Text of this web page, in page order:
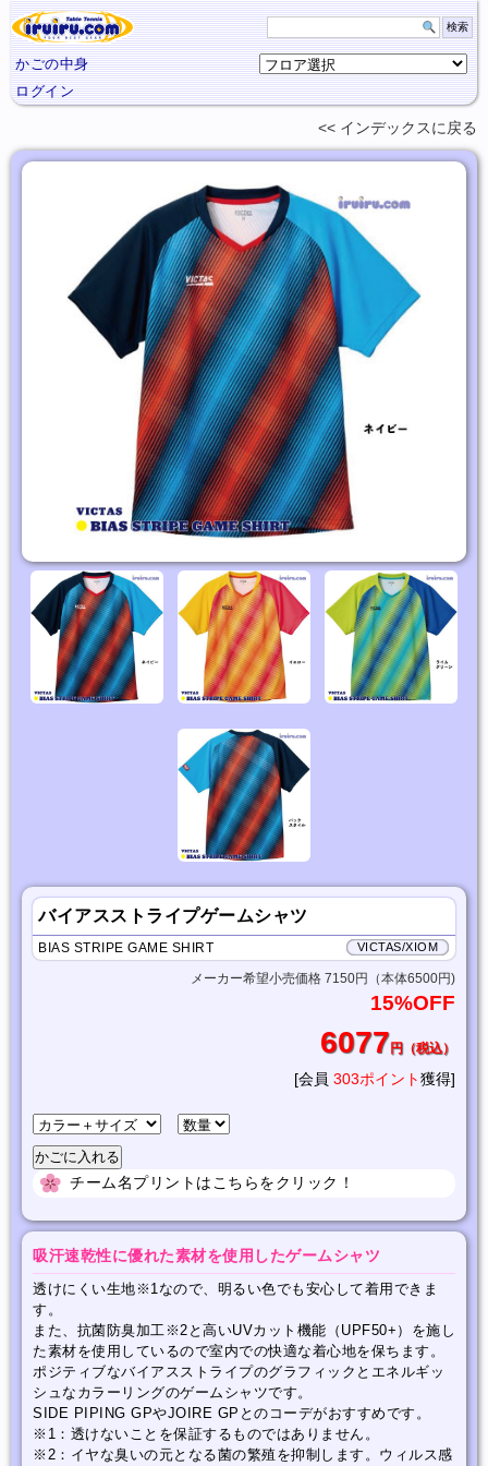
かごの中身
ログイン
インデックスに 戻る
バイアスストライプゲームシャツ
VICTAS/XIOM
BIAS STRIPE GAME SHIRT
メーカー希望小売価格 7150円（本体6500円)
15%OFF
6077円（税込）
[会員 303ポイント獲得]
チーム名プリントはこちらをクリック！
吸汗速乾性に優れた素材を使用したゲームシャツ
透けにくい生地※1なので、明るい色でも安心して着用できま
す。
また、抗菌防臭加工※2と高いUVカット機能（UPF50+）を施し
た素材を使用しているので室内での快適な着心地を保ちます。
ポジティブなバイアスストライプのグラフィックとエネルギッ
シュなカラーリングのゲームシャツです。
SIDE PIPING GPやJOIRE GPとのコーデがおすすめです。
※1：透けないことを保証するものではありません。
※2：イヤな臭いの元となる菌の繁殖を抑制します。ウィルス感